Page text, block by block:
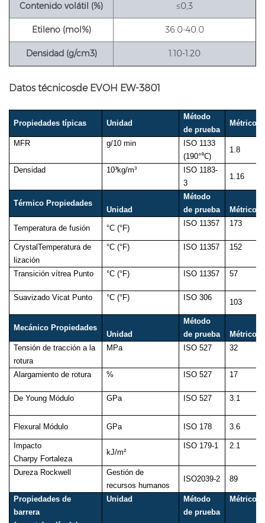
Contenido volátil (%) ≤0,3
Etileno (mol%) 36.0-40.0
Densidad (g/cm3) 1.10-1.20
Datos técnicosde EVOH EW-3801
Propiedades típicas Unidad
Método
de prueba
Métrico
MFR g/10 min ISO 1133
(190°℃)
1.8
Densidad 10³kg/m³
ISO 1183-
3
1.16
Térmico Propiedades
Unidad
Método
de prueba
Métrico
Temperatura de fusión °C (°F)
ISO 11357 173
CrystalTemperatura de
lización
°C (°F) ISO 11357 152
Transición vítrea Punto °C (°F) ISO 11357 57
Suavizado Vicat Punto °C (°F) ISO306
103
Mecánico Propiedades
Unidad
Método
de prueba
Métrico
Tensión de tracción a la
rotura
MPa ISO527 32
Alargamiento de rotura % ISO 527 17
De Young Módulo GPa ISO527 3.1
Flexural Módulo GPa ISO 178 3.6
Impacto
Charpy Fortaleza
kJ/m²
ISO 179-1 2.1
Dureza Rockwell
Gestión de
recursos humanos
ISO2039-2 89
Propiedades de
barrera
Unidad
Método
de prueba
Métrico